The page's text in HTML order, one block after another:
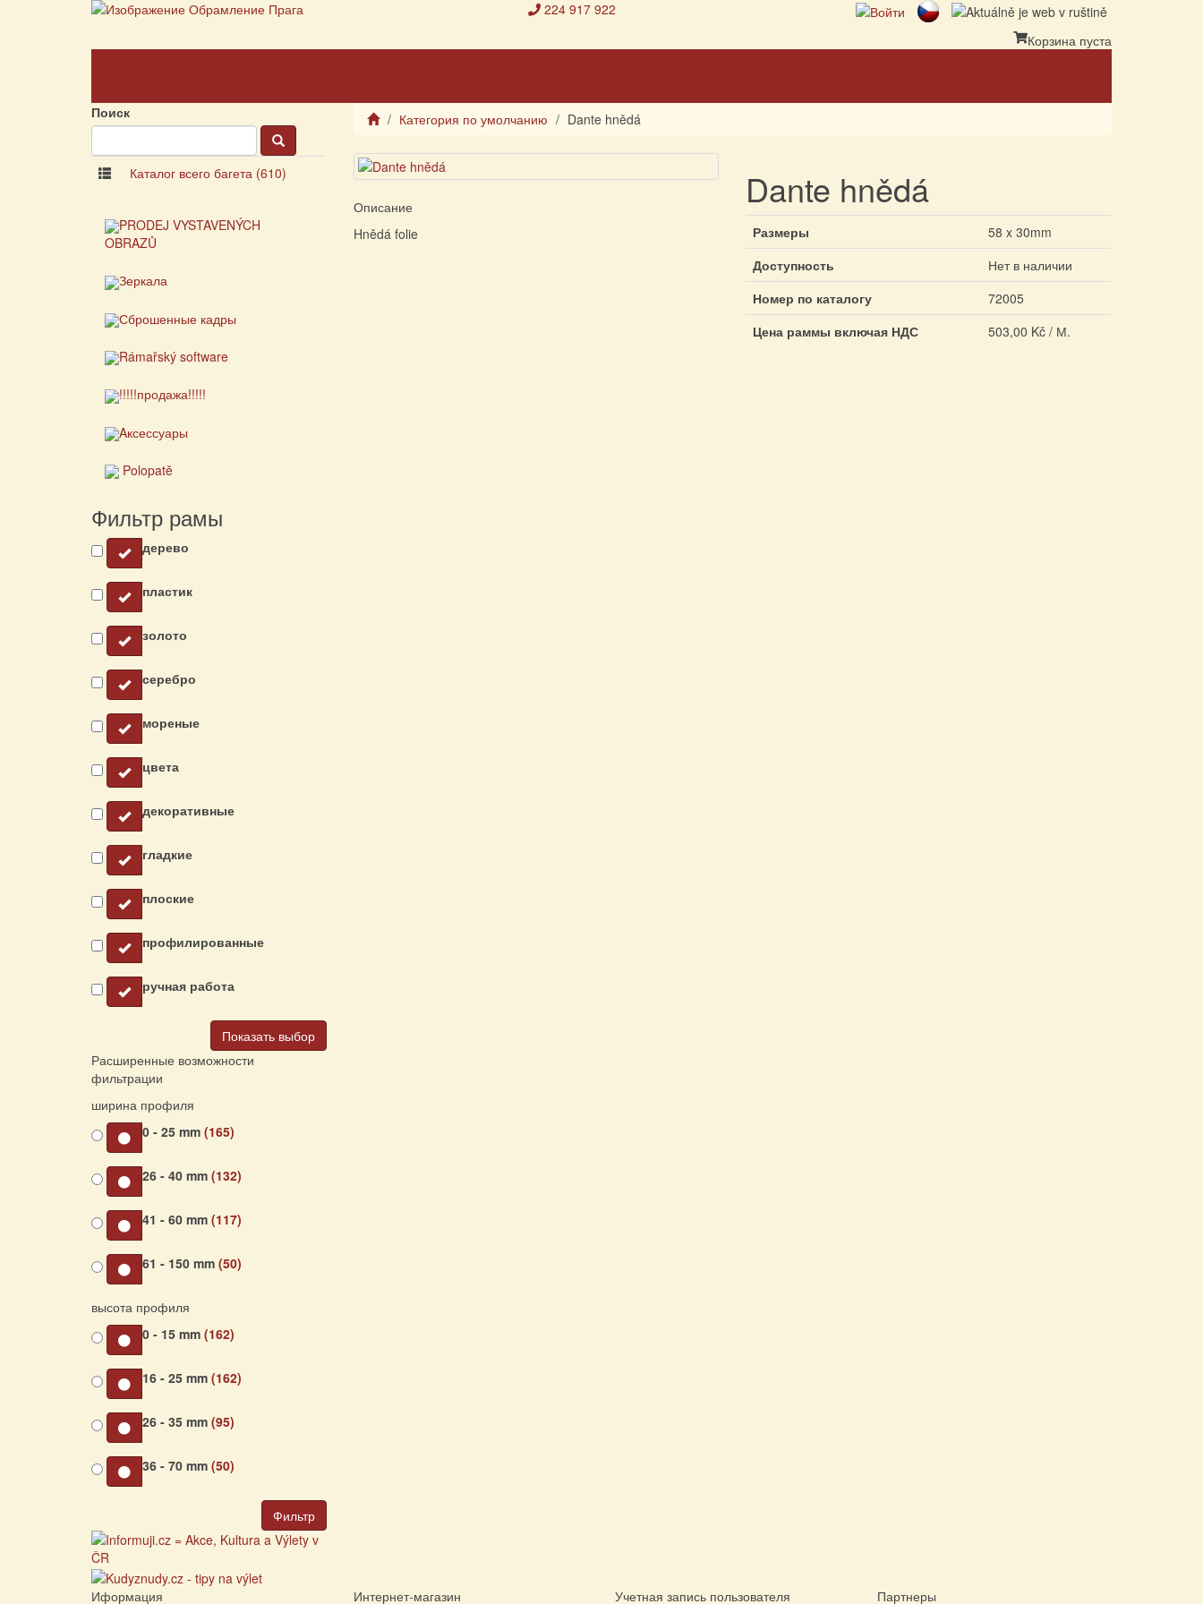
224 917 922
Корзина пуста
Поиск
Каталог всего багета (610)
PRODEJ VYSTAVENÝCH
OBRAZŮ
Зеркала
Сброшенные кадры
Rámařský software
!!!!!продажа!!!!!
Aксессуары
Polopatě
Фильтр рамы
дерево
пластик
золото
серебро
мореные
цвета
декоративные
гладкие
плоские
профилированные
ручная работа
Показать выбор
Расширенные возможности
фильтрации
ширина профиля
0 - 25 mm (165)
26 - 40 mm (132)
41 - 60 mm (117)
61 - 150 mm (50)
высота профиля
0 - 15 mm (162)
16 - 25 mm (162)
26 - 35 mm (95)
36 - 70 mm (50)
Фильтр
Категория по умолчанию Dante hnědá
Описание
Hnědá folie
Dante hnědá
Размеры
58 x 30mm
Доступность
Нет в наличии
Номер по каталогу
72005
Цена раммы включая НДС
503,00 Kč / М.
Иформация Интернет-магазин Учетная запись пользователя Партнеры